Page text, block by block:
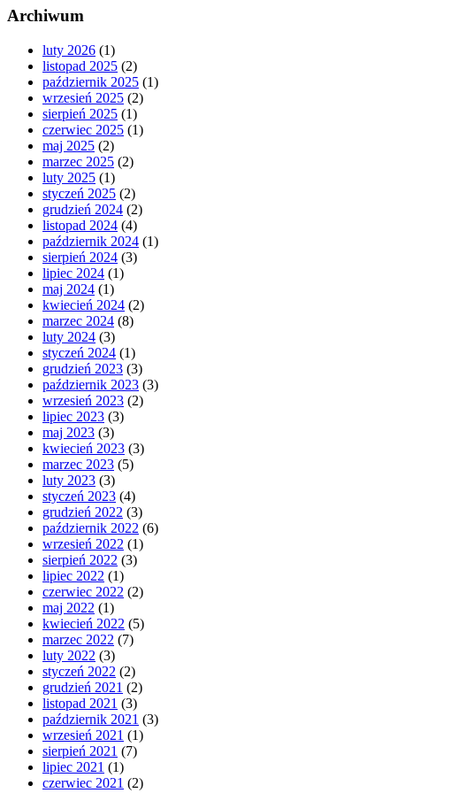
Archiwum
luty 2026 (1)
listopad 2025 (2)
październik 2025 (1)
wrzesień 2025 (2)
sierpień 2025 (1)
czerwiec 2025 (1)
maj 2025 (2)
marzec 2025 (2)
luty 2025 (1)
styczeń 2025 (2)
grudzień 2024 (2)
listopad 2024 (4)
październik 2024 (1)
sierpień 2024 (3)
lipiec 2024 (1)
maj 2024 (1)
kwiecień 2024 (2)
marzec 2024 (8)
luty 2024 (3)
styczeń 2024 (1)
grudzień 2023 (3)
październik 2023 (3)
wrzesień 2023 (2)
lipiec 2023 (3)
maj 2023 (3)
kwiecień 2023 (3)
marzec 2023 (5)
luty 2023 (3)
styczeń 2023 (4)
grudzień 2022 (3)
październik 2022 (6)
wrzesień 2022 (1)
sierpień 2022 (3)
lipiec 2022 (1)
czerwiec 2022 (2)
maj 2022 (1)
kwiecień 2022 (5)
marzec 2022 (7)
luty 2022 (3)
styczeń 2022 (2)
grudzień 2021 (2)
listopad 2021 (3)
październik 2021 (3)
wrzesień 2021 (1)
sierpień 2021 (7)
lipiec 2021 (1)
czerwiec 2021 (2)